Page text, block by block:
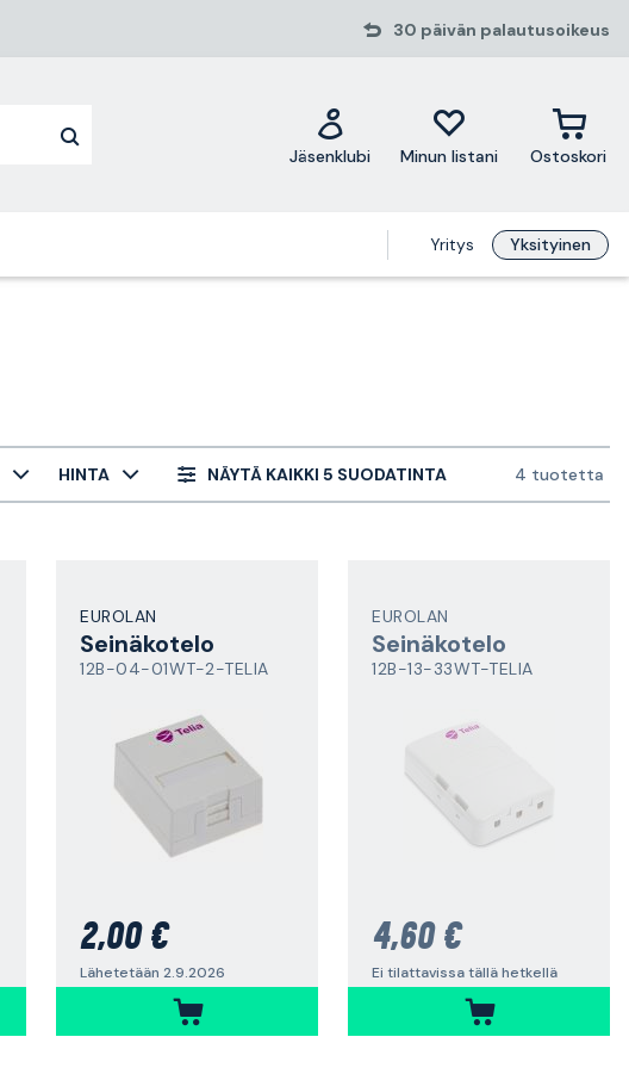
30 päivän palautusoikeus
Jäsenklubi Minun listani Ostoskori
Yritys Yksityinen
HINTA NÄYTÄ KAIKKI 5 SUODATINTA 4 tuotetta
EUROLAN
Seinäkotelo
12B-04-01WT-2-TELIA
2,00 €
Lähetetään 2.9.2026
EUROLAN
Seinäkotelo
12B-13-33WT-TELIA
4,60 €
Ei tilattavissa tällä hetkellä